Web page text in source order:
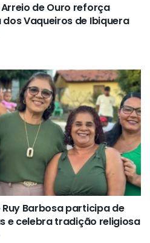
de Ouro reforça
Vaqueiros de Ibiquera
Barbosa participa de
e celebra tradição religiosa